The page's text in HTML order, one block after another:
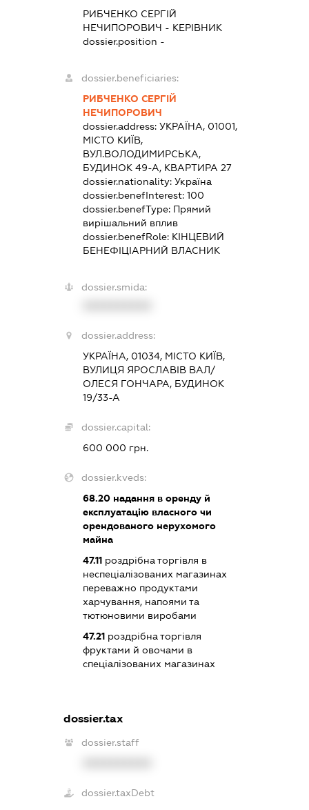
РИБЧЕНКО СЕРГІЙ
НЕЧИПОРОВИЧ - КЕРІВНИК
dossier.position -
dossier.beneficiaries:
РИБЧЕНКО СЕРГІЙ
НЕЧИПОРОВИЧ
dossier.address: УКРАЇНА, 01001,
МІСТО КИЇВ,
ВУЛ.ВОЛОДИМИРСЬКА,
БУДИНОК 49-А, КВАРТИРА 27
dossier.nationality: Україна
dossier.benefInterest: 100
dossier.benefType: Прямий
вирішальний вплив
dossier.benefRole: КІНЦЕВИЙ
БЕНЕФІЦІАРНИЙ ВЛАСНИК
dossier.smida:
dossier.address:
УКРАЇНА, 01034, МІСТО КИЇВ,
ВУЛИЦЯ ЯРОСЛАВІВ ВАЛ/
ОЛЕСЯ ГОНЧАРА, БУДИНОК
19/33-А
dossier.capital:
600 000 грн.
dossier.kveds:
68.20надання в оренду й
експлуатацію власного чи
орендованого нерухомого
майна
47.11роздрібна торгівля в
неспеціалізованих магазинах
переважно продуктами
харчування, напоями та
тютюновими виробами
47.21роздрібна торгівля
фруктами й овочами в
спеціалізованих магазинах
dossier.tax
dossier.staff
dossier.taxDebt